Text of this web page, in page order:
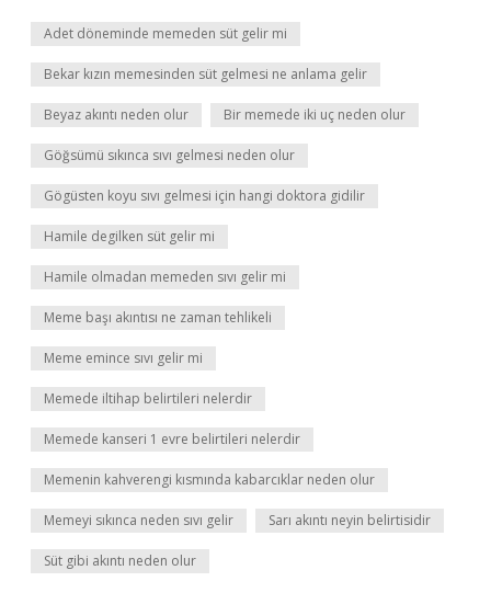
Adet döneminde memeden süt gelir mi
Bekar kızın memesinden süt gelmesi ne anlama gelir
Beyaz akıntı neden olur Bir memede iki uç neden olur
Göğsümü sıkınca sıvı gelmesi neden olur
Gögüsten koyu sıvı gelmesi için hangi doktora gidilir
Hamile degilken süt gelir mi
Hamile olmadan memeden sıvı gelir mi
Meme başı akıntısı ne zaman tehlikeli
Meme emince sıvı gelir mi
Memede iltihap belirtileri nelerdir
Memede kanseri 1 evre belirtileri nelerdir
Memenin kahverengi kısmında kabarcıklar neden olur
Memeyi sıkınca neden sıvı gelir Sarı akıntı neyin belirtisidir
Süt gibi akıntı neden olur